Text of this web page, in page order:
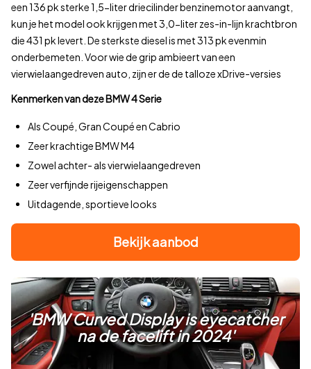
2025
€
2026
€
Voor deze prijsinformatie vergelijken wij het actuele aanbod
Laatste update:vandaag om 23:01.
Bekijk aanbod
674
een 136 pk sterke 1,5-liter driecilinder benzinemotor aanvangt,
kun je het model ook krijgen met 3,0-liter zes-in-lijn krachtbron
die 431 pk levert. De sterkste diesel is met 313 pk evenmin
onderbemeten. Voor wie de grip ambieert van een
vierwielaangedreven auto, zijn er de de talloze xDrive-versies
Kenmerken van deze BMW 4 Serie
Als Coupé, Gran Coupé en Cabrio
Zeer krachtige BMW M4
Zowel achter- als vierwielaangedreven
Zeer verfijnde rijeigenschappen
Uitdagende, sportieve looks
Bekijk aanbod
'BMW Curved Display is eyecatcher
na de facelift in 2024'